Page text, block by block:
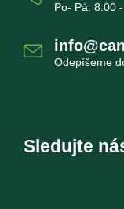
Po- Pá: 8:00
Odepíšeme
Sledujte